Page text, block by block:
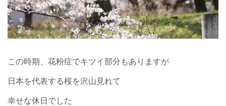
この時期、花粉症でキツイ部分もありますが
日本を代表する桜を沢山見れて
幸せな休日でした